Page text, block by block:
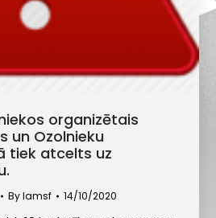
organizētais
un Ozolnieku
tiek atcelts uz
Bylamsf 14/10/2020